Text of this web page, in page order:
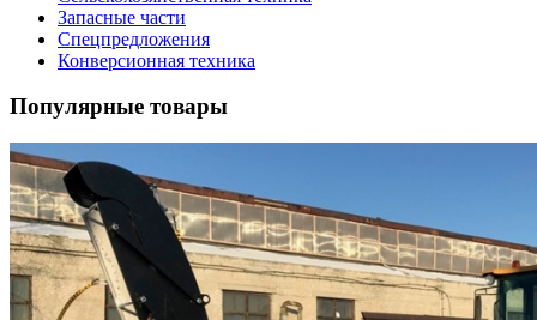
Запасные части
Спецпредложения
Конверсионная техника
Популярные товары